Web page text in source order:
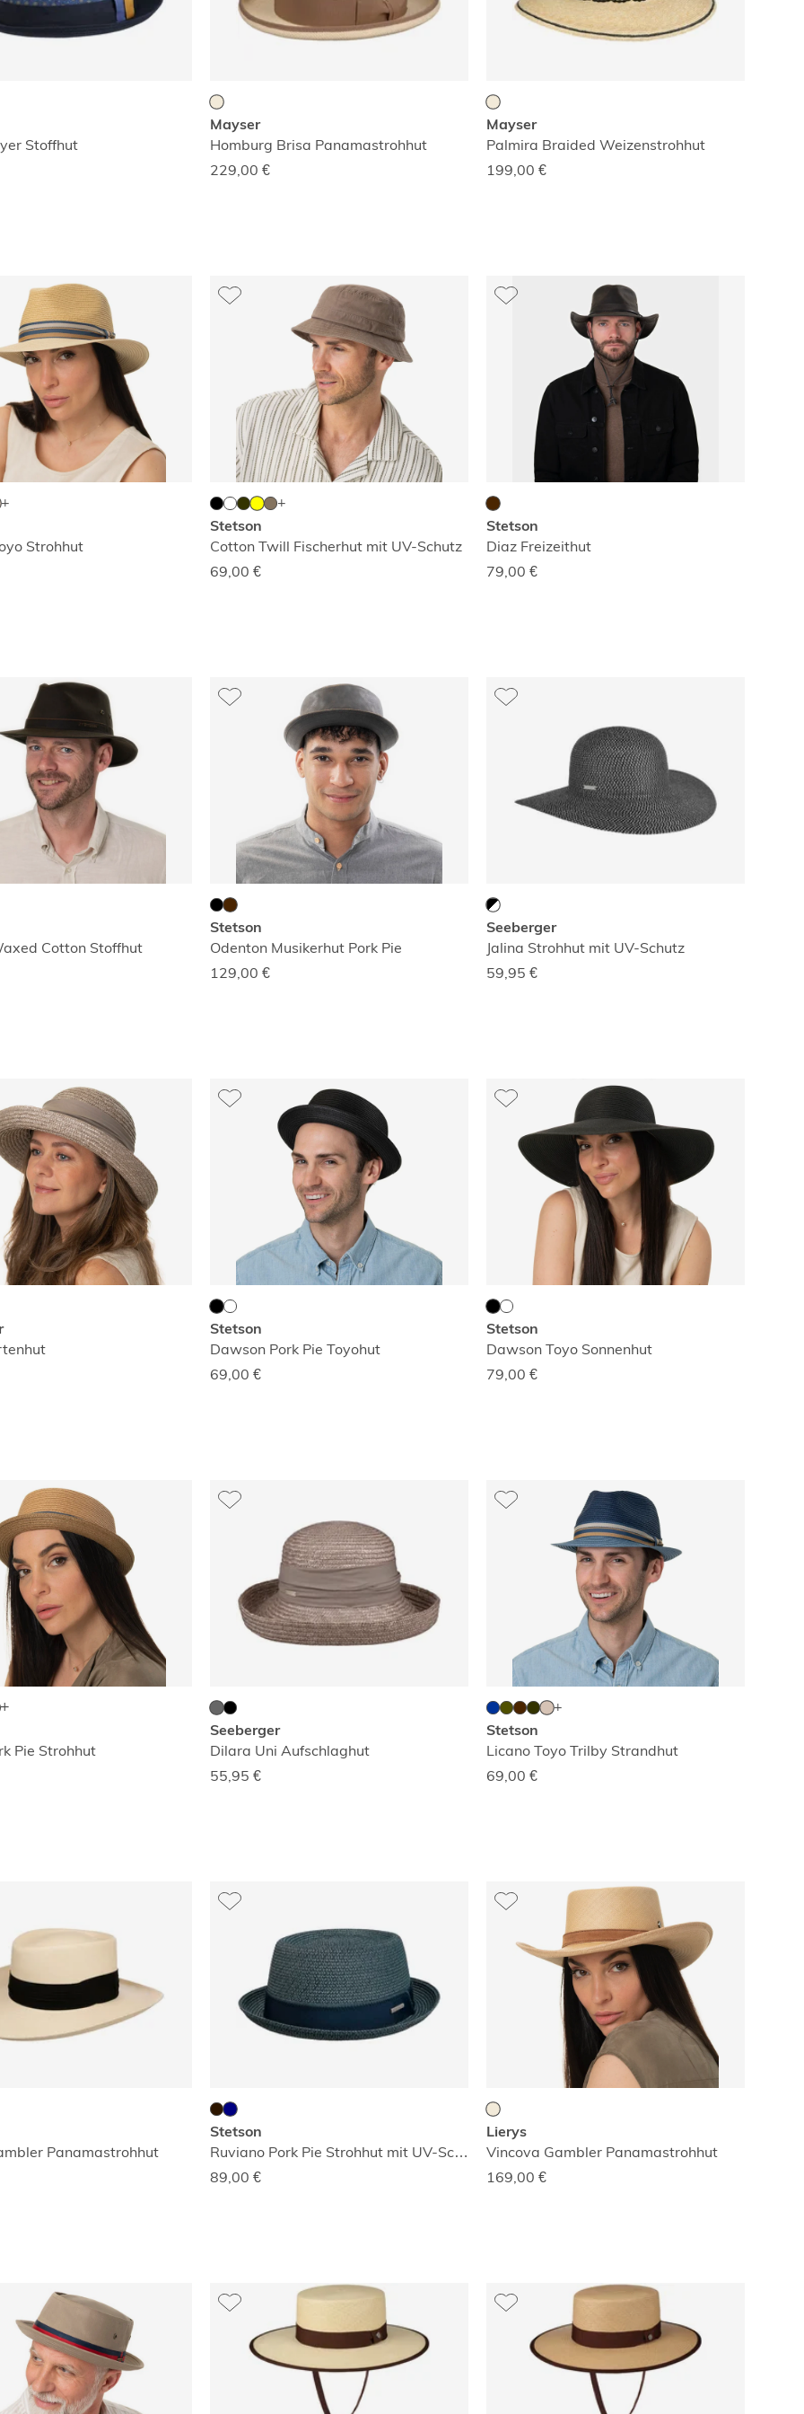
Stoffhut
Mayser
Homburg Brisa Panamastrohhut
229,00 €
Mayser
Palmira Braided Weizenstrohhut
199,00 €
Strohhut
Stetson
Cotton Twill Fischerhut mit UV-Schutz
69,00 €
Stetson
Diaz Freizeithut
79,00 €
Cotton Stoffhut
Stetson
Odenton Musikerhut Pork Pie
129,00 €
Seeberger
Jalina Strohhut mit UV-Schutz
59,95 €
Stetson
Dawson Pork Pie Toyohut
69,00 €
Stetson
Dawson Toyo Sonnenhut
79,00 €
Pie Strohhut
Seeberger
Dilara Uni Aufschlaghut
55,95 €
Stetson
Licano Toyo Trilby Strandhut
69,00 €
Panamastrohhut
Stetson
Ruviano Pork Pie Strohhut mit UV-Schutz
89,00 €
Lierys
Vincova Gambler Panamastrohhut
169,00 €